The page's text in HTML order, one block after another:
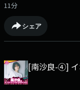
けます！https://
式Xアカウント
11分
シェア
[南沙良-④] イ